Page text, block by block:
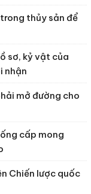
thủy sản để
sơ, kỷ vật của
nhận
mở đường cho
cấp mong
Chiến lược quốc